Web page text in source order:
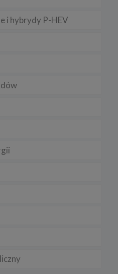
i hybrydy P-HEV